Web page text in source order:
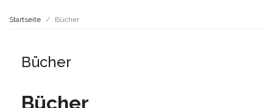
Startseite Bücher
Bücher
Bücher